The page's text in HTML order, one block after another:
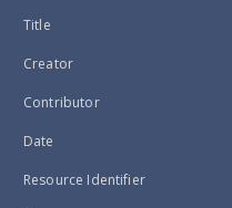
Title
Creator
Contributor
Date
Resource Identifier